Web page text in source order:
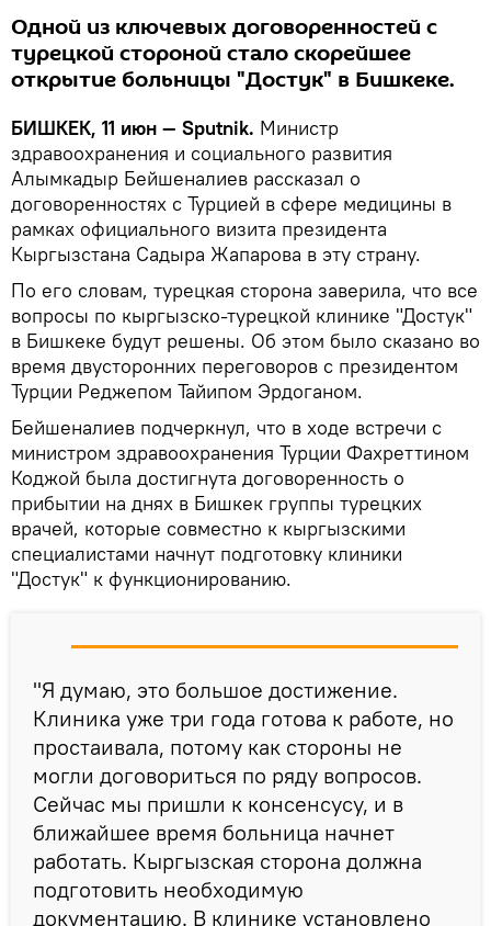
Одной из ключевых договоренностей с
турецкой стороной стало скорейшее
открытие больницы "Достук" в Бишкеке.
БИШКЕК, 11 июн — Sputnik. Министр
здравоохранения и социального развития
Алымкадыр Бейшеналиев рассказал о
договоренностях с Турцией в сфере медицины в
рамках официального визита президента
Кыргызстана Садыра Жапарова в эту страну.
По его словам, турецкая сторона заверила, что все
вопросы по кыргызско-турецкой клинике "Достук"
в Бишкеке будут решены. Об этом было сказано во
время двусторонних переговоров с президентом
Турции Реджепом Тайипом Эрдоганом.
Бейшеналиев подчеркнул, что в ходе встречи с
министром здравоохранения Турции Фахреттином
Коджой была достигнута договоренность о
прибытии на днях в Бишкек группы турецких
врачей, которые совместно к кыргызскими
специалистами начнут подготовку клиники
"Достук" к функционированию.
"Я думаю, это большое достижение.
Клиника уже три года готова к работе, но
простаивала, потому как стороны не
могли договориться по ряду вопросов.
Сейчас мы пришли к консенсусу, и в
ближайшее время больница начнет
работать. Кыргызская сторона должна
подготовить необходимую
документацию. В клинике установлено